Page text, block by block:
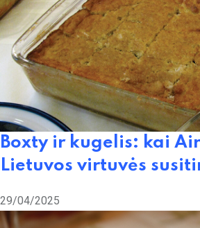
Boxty ir kugelis: kai
Lietuvos virtuvės
29/04/2025